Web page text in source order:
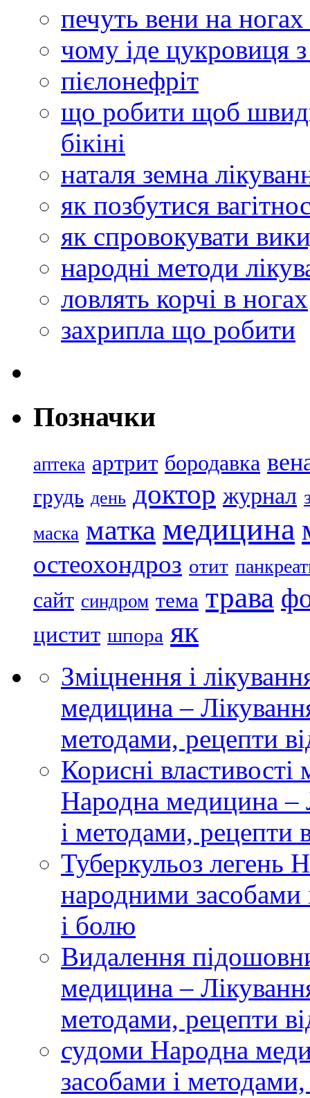
печуть вени на
чому іде цукровиця
пієлонефріт
що робити щоб
бікіні
наталя земна
як позбутися
як спровокувати
народні методи
ловлять корчі в ногах
захрипла що робити
Позначки
аптека артрит бородавка
грудь день доктор журнал
маска матка медицина
остеохондроз отит
сайт синдром тема трава
цистит шпора як
Зміцнення і
медицина –
методами, рецепти
Корисні
Народна медицина –
і методами, рецепти
Туберкульоз легень
народними засобами
і болю
Видалення
медицина –
методами, рецепти
судоми Народна
засобами і